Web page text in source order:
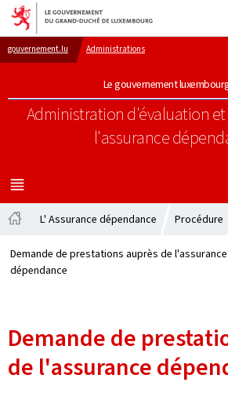
Aller au menu principal
Aller au contenu
gouvernement.lu Administrations
Le gouvernement
Administration d'évaluation
l'assurance
MENU
PRINCIPAL
L' Assurance dépendance Procédure
Demande de prestations auprès de l'assurance
dépendance
Demande de
de l'assurance